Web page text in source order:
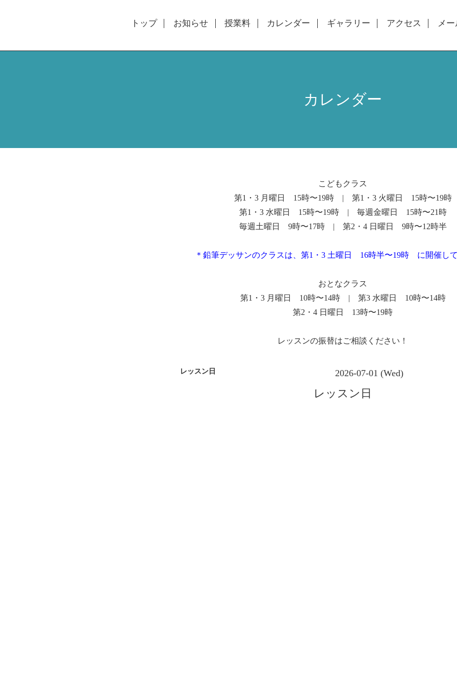
トップ お知らせ 授業料 カレンダー ギャラリー アクセス メ
カレンダー
こどもクラス
第1・3 月曜日 15時〜19時 | 第1・3 火曜日 15時〜19時
第1・3 水曜日 15時〜19時 | 毎週金曜日 15時〜21時
毎週土曜日 9時〜17時 | 第2・4 日曜日 9時〜12時半
＊鉛筆デッサンのクラスは、第1・3 土曜日 16時半〜19時 に開催し
おとなクラス
第1・3 月曜日 10時〜14時 | 第3 水曜日 10時〜14時
第2・4 日曜日 13時〜19時
レッスンの振替はご相談ください！
レッスン日 2026-07-01 (Wed)
レッスン日